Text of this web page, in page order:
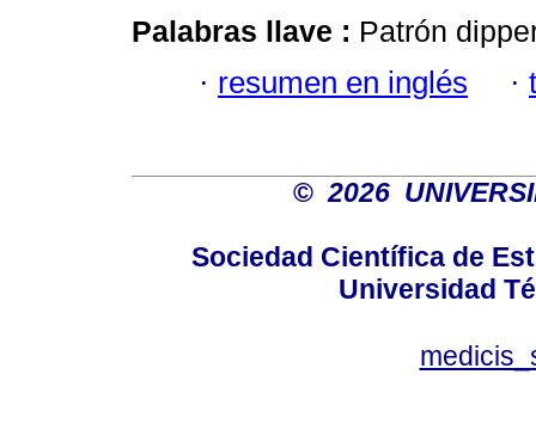
Palabras llave : Patrón
· resumen en inglés ·
© 2026
Sociedad Científica de
Universidad